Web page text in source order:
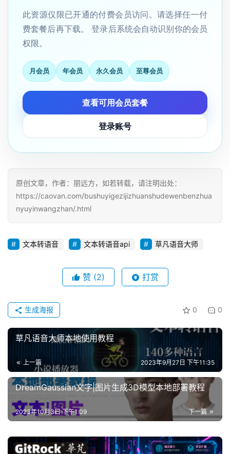
此资源仅限已开通的付费会员访问。请选择任一付
费套餐后再下载。 登录后系统会自动识别你的会员
权限。
月会员 年会员 永久会员 至尊会员
查看可用会员套餐
登录账号
原创文章，作者：朋远方，如若转载，请注明出处：
https://caovan.com/bushuyigezijizhuanshudewenbenzhua
nyuyinwangzhan/.html
文本转语音 文本转语音api 草凡语音大师
赞 (2) 打赏
0 0
生成海报
草凡语音大师本地使用教程
上一篇 2023年9月27日 下午11:35
DreamGaussian文字|图片生成3D模型本地部署教程
下一篇
2023年10月3日 下午1:09